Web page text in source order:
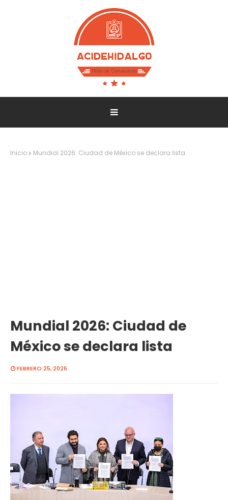
Inicio Mundial 2026: Ciudad de México se declara lista
Mundial 2026: Ciudad de
México se declara lista
FEBRERO 25, 2026